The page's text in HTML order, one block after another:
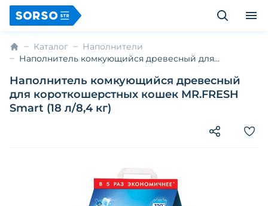
Каталог
Наполнители
Наполнитель комкующийся древесный для
Наполнитель комкующийся древесный
для короткошерстных кошек MR.FRESH
Smart (18 л/8,4 кг)